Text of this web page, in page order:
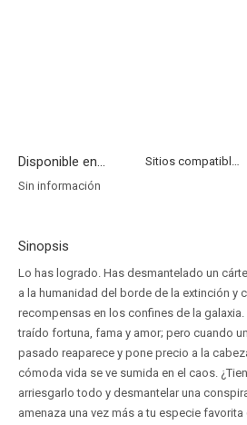
Disponible en...
Sitios compatibles
Sin información
Sinopsis
Lo has logrado. Has desmantelado un
a la humanidad del borde de la extinción y
recompensas en los confines de la
traído fortuna, fama y amor; pero cuando
pasado reaparece y pone precio a la
cómoda vida se ve sumida en el caos.
arriesgarlo todo y desmantelar una
amenaza una vez más a tu especie